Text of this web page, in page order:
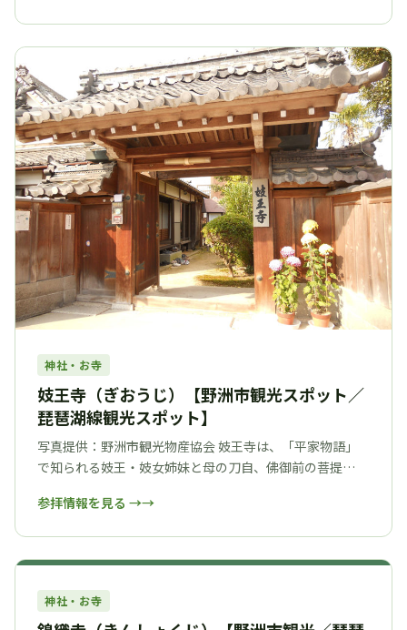
神社・お寺
妓王寺（ぎおうじ）【野洲市観光スポット／
琵琶湖線観光スポット】
写真提供：野洲市観光物産協会 妓王寺は、「平家物語」
で知られる妓王・妓女姉妹と母の刀自、佛御前の菩提…
参拝情報を見る →
神社・お寺